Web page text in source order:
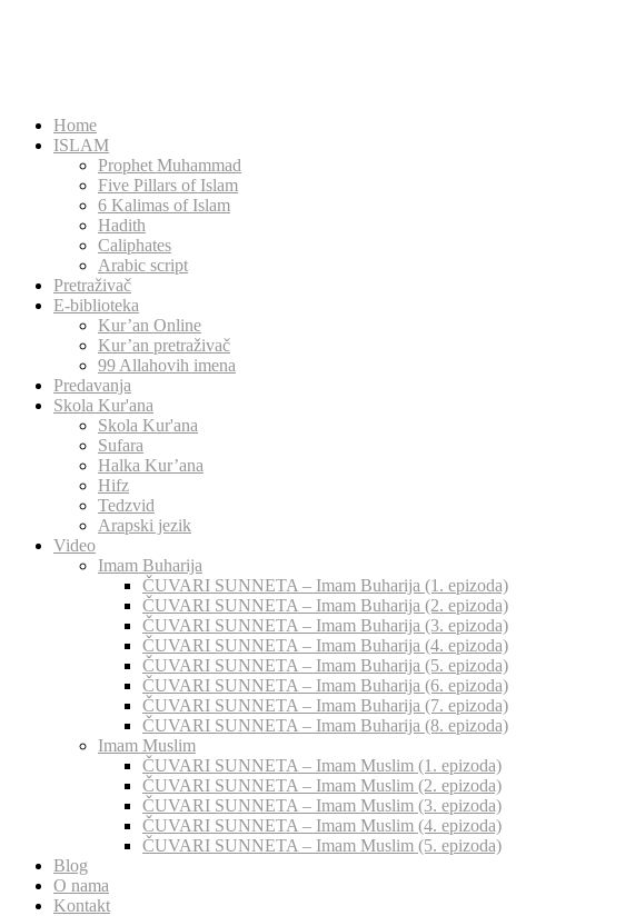
Home
ISLAM
Prophet Muhammad
Five Pillars of Islam
6 Kalimas of Islam
Hadith
Caliphates
Arabic script
Pretraživač
E-biblioteka
Kur’an Online
Kur’an pretraživač
99 Allahovih imena
Predavanja
Skola Kur'ana
Skola Kur'ana
Sufara
Halka Kur’ana
Hifz
Tedzvid
Arapski jezik
Video
Imam Buharija
ČUVARI SUNNETA – Imam Buharija (1. epizoda)
ČUVARI SUNNETA – Imam Buharija (2. epizoda)
ČUVARI SUNNETA – Imam Buharija (3. epizoda)
ČUVARI SUNNETA – Imam Buharija (4. epizoda)
ČUVARI SUNNETA – Imam Buharija (5. epizoda)
ČUVARI SUNNETA – Imam Buharija (6. epizoda)
ČUVARI SUNNETA – Imam Buharija (7. epizoda)
ČUVARI SUNNETA – Imam Buharija (8. epizoda)
Imam Muslim
ČUVARI SUNNETA – Imam Muslim (1. epizoda)
ČUVARI SUNNETA – Imam Muslim (2. epizoda)
ČUVARI SUNNETA – Imam Muslim (3. epizoda)
ČUVARI SUNNETA – Imam Muslim (4. epizoda)
ČUVARI SUNNETA – Imam Muslim (5. epizoda)
Blog
O nama
Kontakt